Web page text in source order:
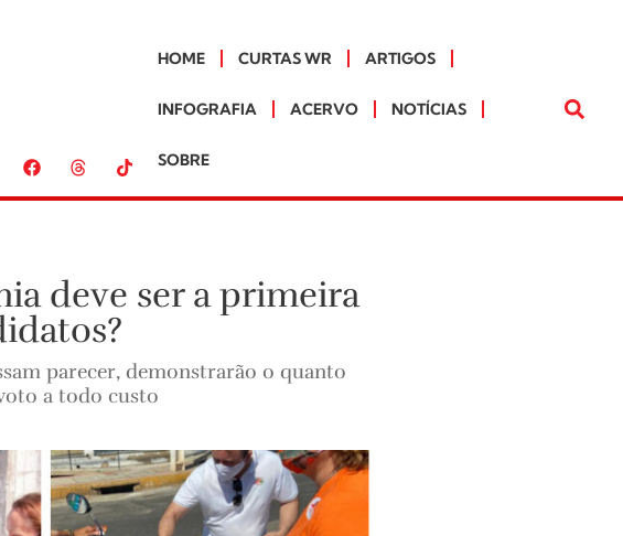
HOME CURTAS WR ARTIGOS
INFOGRAFIA ACERVO NOTÍCIAS
SOBRE
deve ser a primeira
parecer, demonstrarão o quanto
a todo custo